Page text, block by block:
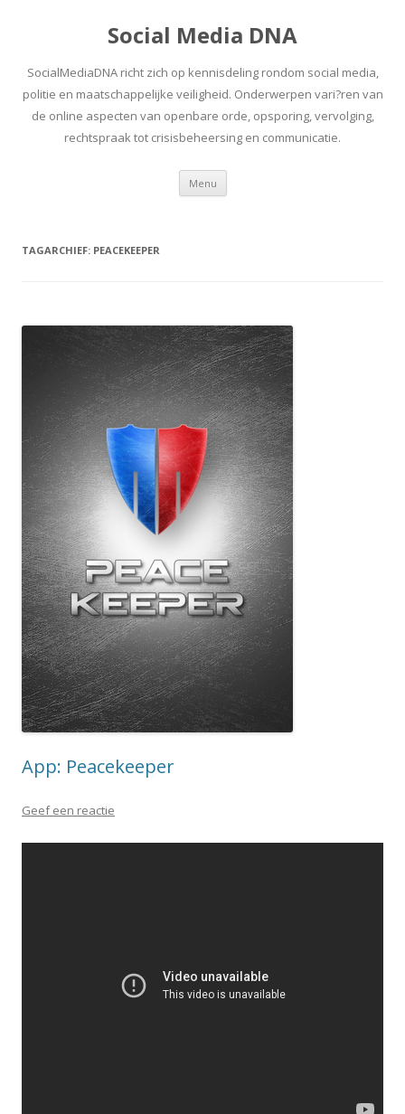
Social Media DNA
SocialMediaDNA richt zich op kennisdeling rondom social media,
politie en maatschappelijke veiligheid. Onderwerpen vari?ren van
de online aspecten van openbare orde, opsporing, vervolging,
rechtspraak tot crisisbeheersing en communicatie.
Menu Spring
inhoud
TAGARCHIEF: PEACEKEEPER
App: Peacekeeper
Geef een reactie